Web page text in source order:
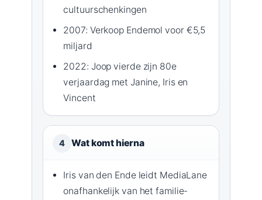
cultuurschenkingen
2007: Verkoop Endemol voor €5,5
miljard
2022: Joop vierde zijn 80e
verjaardag met Janine, Iris en
Vincent
4 Wat komt hierna
Iris van den Ende leidt MediaLane
onafhankelijk van het familie-